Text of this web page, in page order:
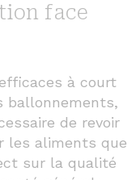
face
à court
ballonnements,
de revoir
les aliments que
sur la qualité